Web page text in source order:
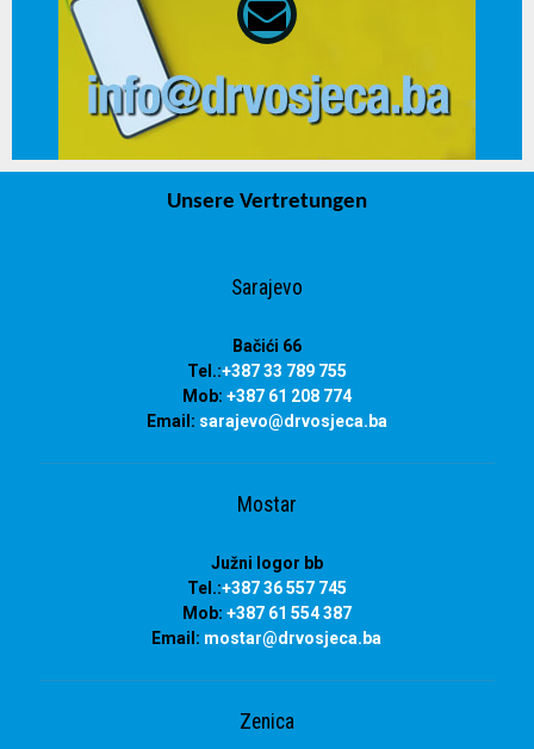
Unsere Vertretungen
Sarajevo
Bačići 66
Tel.:+387 33 789 755
Mob: +387 61 208 774
Email: sarajevo@drvosjeca.ba
Mostar
Južni logor bb
Tel.:+387 36 557 745
Mob: +387 61 554 387
Email: mostar@drvosjeca.ba
Zenica